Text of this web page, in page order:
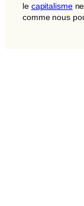
le capitalismene
comme nous